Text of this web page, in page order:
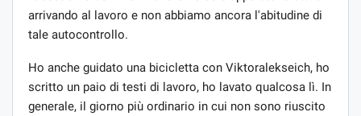
arrivando al lavoro e non abbiamo ancora l'abitudine di
tale autocontrollo.
Ho anche guidato una bicicletta con Viktoralekseich, ho
scritto un paio di testi di lavoro, ho lavato qualcosa lì. In
generale, il giorno più ordinario in cui non sono riuscito